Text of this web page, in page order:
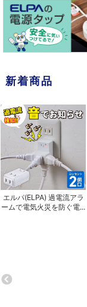
新着商品
エルパ(ELPA) 過電流アラ
ームで電気火災を防ぐ電...